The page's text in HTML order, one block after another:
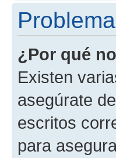
¿Por qué
Existen
asegúrate
escritos
para